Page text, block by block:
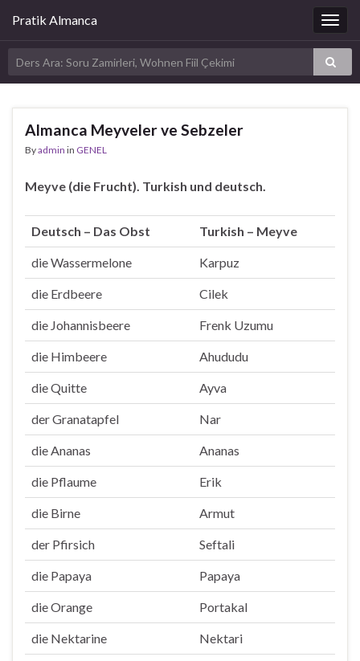
Pratik Almanca
Almanca Meyveler ve Sebzeler
Byadmin in GENEL
Meyve (die Frucht). Turkish und deutsch.
Deutsch – Das Obst Turkish – Meyve
die Wassermelone Karpuz
die Erdbeere Cilek
die Johannisbeere Frenk Uzumu
die Himbeere Ahududu
die Quitte Ayva
der Granatapfel Nar
die Ananas Ananas
die Pflaume Erik
die Birne Armut
der Pfirsich Seftali
die Papaya Papaya
die Orange Portakal
die Nektarine Nektari